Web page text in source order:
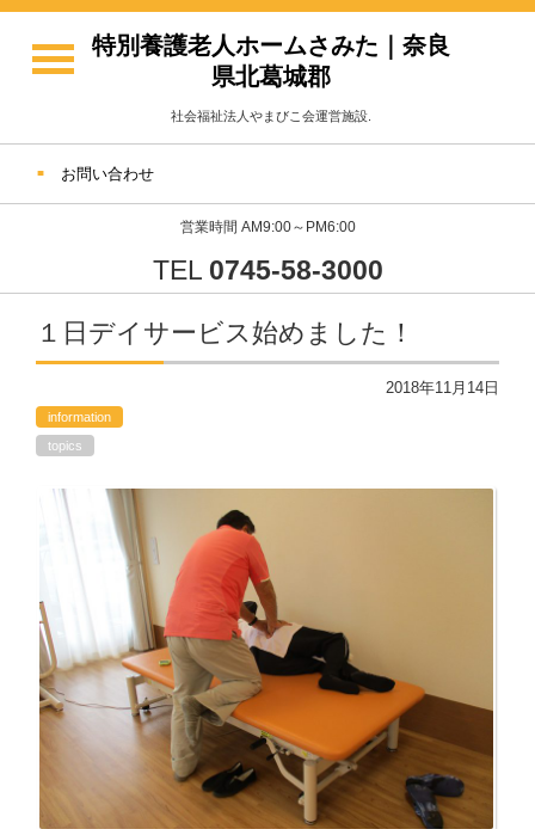
特別養護老人ホームさみた｜奈良
県北葛城郡
社会福祉法人やまびこ会運営施設.
お問い合わせ
営業時間 AM9:00～PM6:00
TEL 0745-58-3000
１日デイサービス始めました！
2018年11月14日
information
topics